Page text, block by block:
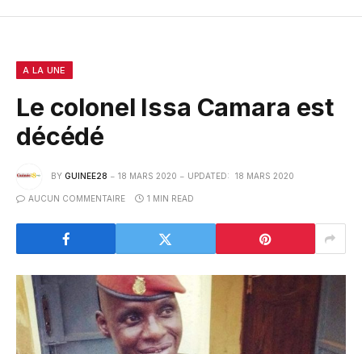
A LA UNE
Le colonel Issa Camara est
décédé
BY GUINEE28 18 MARS 2020 UPDATED: 18 MARS 2020
AUCUN COMMENTAIRE 1 MIN READ